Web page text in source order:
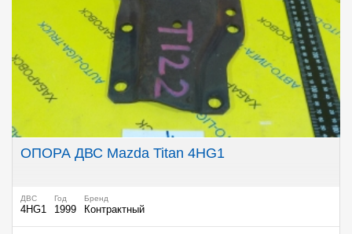
ОПОРА ДВС Mazda Titan 4HG1
ДВС
4HG1
Год
1999
Бренд
Контрактный